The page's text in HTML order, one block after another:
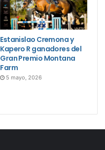
Estanislao Cremona y
Kapero R ganadores del
Gran Premio Montana
Farm
5 mayo, 2026